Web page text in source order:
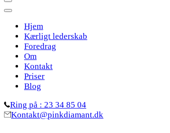
Hjem
Kærligt lederskab
Foredrag
Om
Kontakt
Priser
Blog
Ring på : 23 34 85 04
Kontakt@pinkdiamant.dk